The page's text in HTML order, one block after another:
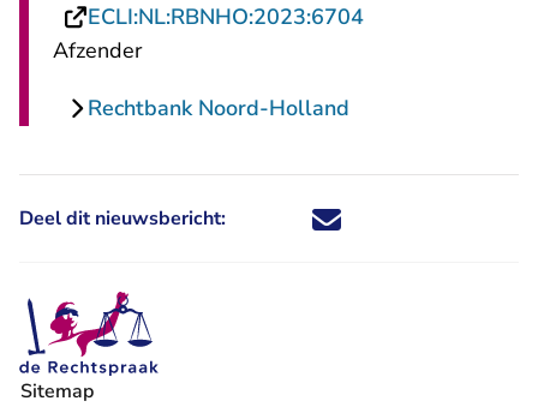
ECLI:NL:RBNHO:2023:6704- U verlaat
Afzender
Rechtbank Noord-Holland
Deel dit nieuwsbericht: Deel dit nieuwsbericht via X -
Deel dit nieuwsbericht via
Deel dit nieuwsbericht
Deel dit
Sitemap